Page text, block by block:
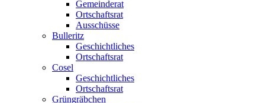
Gemeinderat
Ortschaftsrat
Ausschüsse
Bulleritz
Geschichtliches
Ortschaftsrat
Cosel
Geschichtliches
Ortschaftsrat
Grüngräbchen